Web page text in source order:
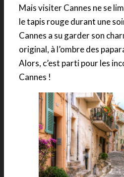
Mais visiter Cannes ne se
le tapis rouge durant une
Cannes a su garder son
original, à l’ombre des
Alors, c’est parti pour les
Cannes !